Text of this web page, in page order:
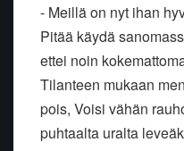
- Meillä on nyt ihan
Pitää käydä
ettei noin
Tilanteen mukaan
pois, Voisi vähän
puhtaalta uralta